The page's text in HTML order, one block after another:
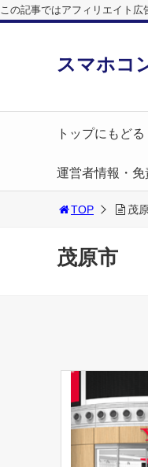
この記事ではアフィリエイト広
スマホコ
トップにもどる
運営者情報・
TOP 茂
茂原市